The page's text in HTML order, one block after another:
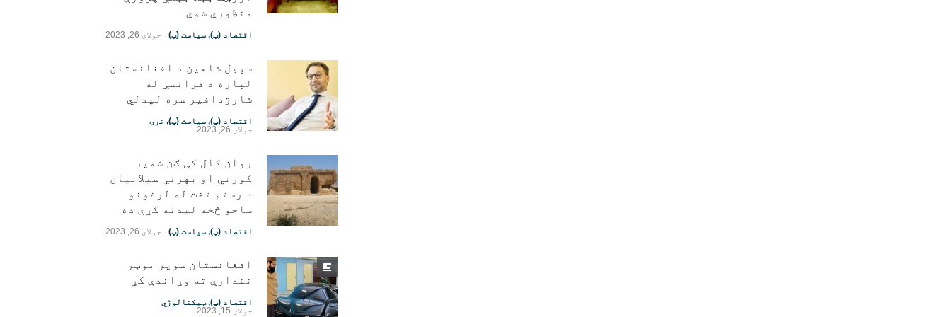
منظورې شوې
اقتصاد (پ), سیاست (پ) جولای 26, 2023
سهیل شاهین د افغانستان
لپاره د فرانسې له
شارژدافیر سره لیدلي
اقتصاد (پ), سیاست (پ), نړۍ
جولای 26, 2023
روان کال کې ګن شمیر
کورني او بهرني سیلانیان
د رستم تخت له لرغونو
ساحو څخه لیدنه کړې ده
اقتصاد (پ), سیاست (پ) جولای 26, 2023
افغانستان سوپر موټر
نندارې ته وړاندې کړ
اقتصاد (پ),ټیکنالوژي
جولای 15, 2023